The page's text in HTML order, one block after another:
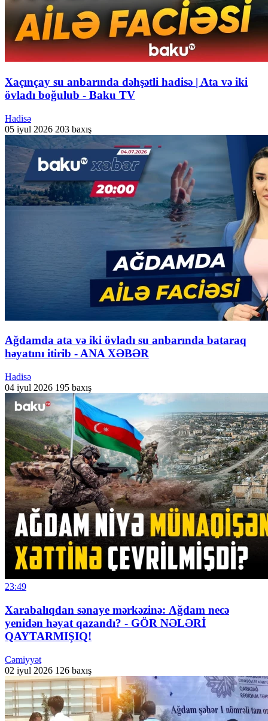
Xaçınçay su anbarında dəhşətli hadisə | Ata və iki
övladı boğulub - Baku TV
Hadisə
05 iyul 2026 203 baxış
Ağdamda ata və iki övladı su anbarında bataraq
həyatını itirib - ANA XƏBƏR
Hadisə
04 iyul 2026 195 baxış
23:49
Xarabalıqdan sənaye mərkəzinə: Ağdam necə
yenidən həyat qazandı? - GÖR NƏLƏRİ
QAYTARMIŞIQ!
Cəmiyyət
02 iyul 2026 126 baxış